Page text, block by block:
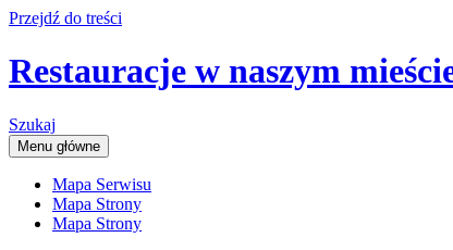
Przejdź do treści
Restauracje w naszym
Szukaj
Menu główne
Mapa Serwisu
Mapa Strony
Mapa Strony